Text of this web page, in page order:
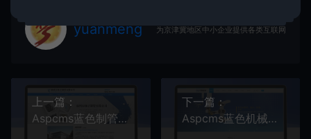
yuanmeng 为京津冀地区中小企业提供各类互联网服务！
上一篇：
Aspcms蓝色制管钢管金属
下一篇：
Aspcms蓝色机械设备